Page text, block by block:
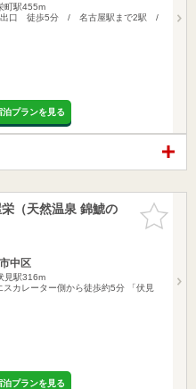
町駅455m
出口 徒歩5分 / 名古屋駅まで2駅 /
プランを見る
お気に入
りに追加
（天然温泉 錦鯱の
中区
見駅316m
スカレーター側から徒歩約5分 「伏見
プランを見る